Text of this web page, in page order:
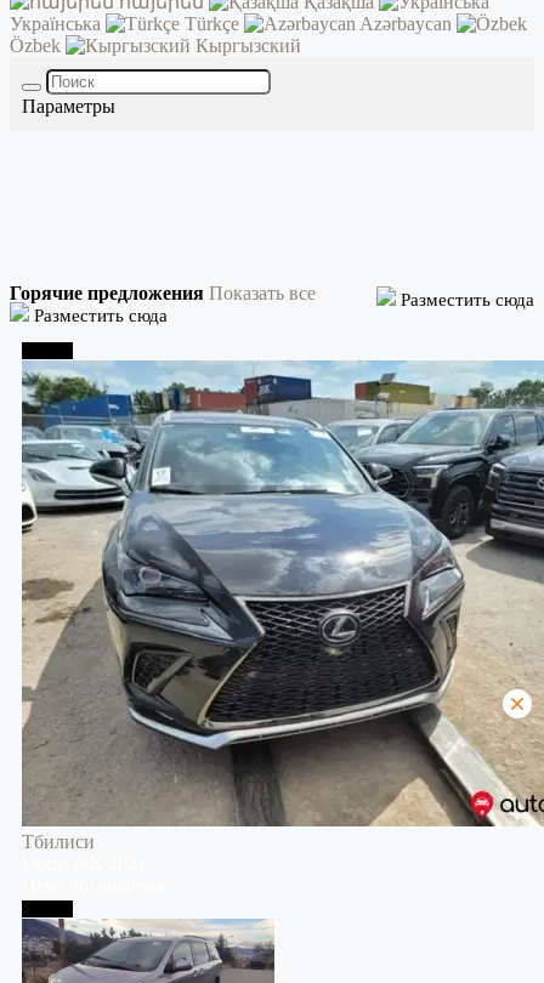
Українська
Türkçe
Azərbaycan
Özbek
Кыргызский
Параметры
Горячие предложения Показать все
Разместить сюда
Разместить сюда
Тбилиси